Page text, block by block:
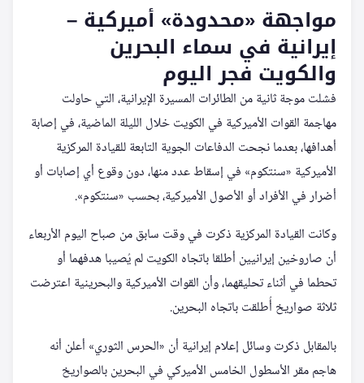
مواجهة «محدودة» أميركية –
إيرانية في سماء البحرين
والكويت فجر اليوم
فشلت موجة ثانية من الطائرات المسيرة الإيرانية، التي حاولت
مهاجمة القوات الأميركية في الكويت خلال الليلة الماضية، في إصابة
أهدافها، بعدما نجحت الدفاعات الجوية التابعة للقيادة المركزية
الأميركية «سنتكوم» في إسقاط عدد منها، دون وقوع أي إصابات أو
أضرار في الأفراد أو الأصول الأميركية، بحسب «سنتكوم».
وكانت القيادة المركزية ذكرت في وقت سابق من صباح اليوم الأربعاء
أن صاروخين إيرانيين أطلقا باتجاه الكويت لم يُصيبا هدفهما أو
تحطما في أثناء تحليقهما، وأن القوات الأميركية والبحرينية اعترضت
ثلاثة صواريخ أُطلقت باتجاه البحرين.
بالمقابل ذكرت وسائل إعلام إيرانية أن «الحرس الثوري» أعلن أنه
هاجم مقر الأسطول الخامس الأميركي في البحرين بالصواريخ